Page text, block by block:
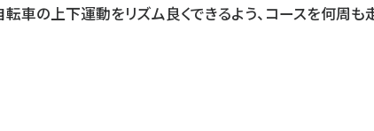
転車の上下運動をリズム良くできるよう、コースを何周も走